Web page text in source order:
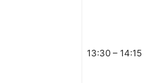
13:30 – 14:15